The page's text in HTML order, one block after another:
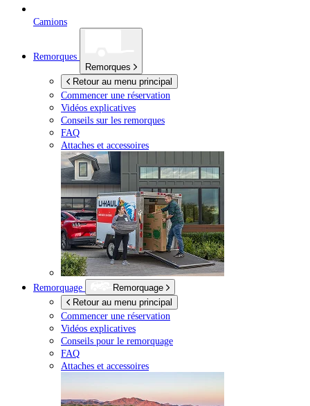
Camions
Remorques
Remorques
Retour au menu principal
Commencer une réservation
Vidéos explicatives
Conseils sur les remorques
FAQ
Attaches et accessoires
Remorquage
Remorquage
Retour au menu principal
Commencer une réservation
Vidéos explicatives
Conseils pour le remorquage
FAQ
Attaches et accessoires